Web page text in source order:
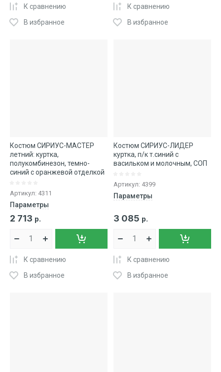
К сравнению
В избранное
К сравнению
В избранное
Костюм СИРИУС-МАСТЕР
летний: куртка,
полукомбинезон, темно-
синий с оранжевой отделкой
Артикул: 4311
Параметры
2 713 р.
К сравнению
В избранное
Костюм СИРИУС-ЛИДЕР
куртка, п/к т.синий с
васильком и молочным, СОП
Артикул: 4399
Параметры
3 085 р.
К сравнению
В избранное